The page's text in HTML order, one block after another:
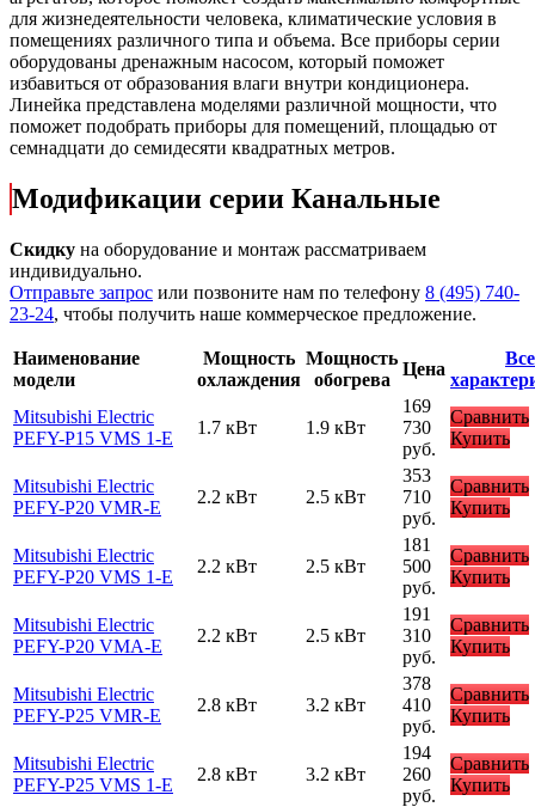
для жизнедеятельности человека, климатические условия в
помещениях различного типа и объема. Все приборы серии
оборудованы дренажным насосом, который поможет
избавиться от образования влаги внутри кондиционера.
Линейка представлена моделями различной мощности, что
поможет подобрать приборы для помещений, площадью от
семнадцати до семидесяти квадратных метров.
Модификации серии Канальные
Скидку на оборудование и монтаж рассматриваем
индивидуально.
Отправьте запрос или позвоните нам по телефону 8 (495) 740-
23-24, чтобы получить наше коммерческое предложение.
Наименование
модели
Мощность
охлаждения
Мощность
обогрева
Цена
Все
Mitsubishi Electric
PEFY-P15 VMS 1-E
1.7 кВт 1.9 кВт
169
730
руб.
Сравнить
Купить
Mitsubishi Electric
PEFY-P20 VMR-E
2.2 кВт 2.5 кВт
353
710
руб.
Сравнить
Купить
Mitsubishi Electric
PEFY-P20 VMS 1-E
2.2 кВт 2.5 кВт
181
500
руб.
Сравнить
Купить
Mitsubishi Electric
PEFY-P20 VMA-E
2.2 кВт 2.5 кВт
191
310
руб.
Сравнить
Купить
Mitsubishi Electric
PEFY-P25 VMR-E
2.8 кВт 3.2 кВт
378
410
руб.
Сравнить
Купить
Mitsubishi Electric
PEFY-P25 VMS 1-E
2.8 кВт 3.2 кВт
194
260
руб.
Сравнить
Купить